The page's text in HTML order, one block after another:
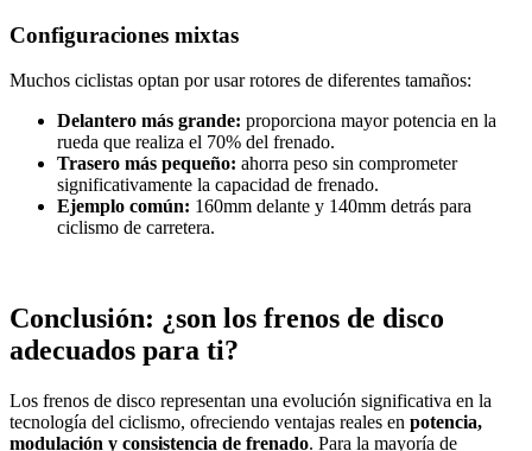
Configuraciones mixtas
Muchos ciclistas optan por usar rotores de diferentes tamaños:
Delantero más grande: proporciona mayor potencia en la
rueda que realiza el 70% del frenado.
Trasero más pequeño: ahorra peso sin comprometer
significativamente la capacidad de frenado.
Ejemplo común: 160mm delante y 140mm detrás para
ciclismo de carretera.
Conclusión: ¿son los frenos de disco
adecuados para ti?
Los frenos de disco representan una evolución significativa en la
tecnología del ciclismo, ofreciendo ventajas reales en potencia,
modulación y consistencia de frenado. Para la mayoría de